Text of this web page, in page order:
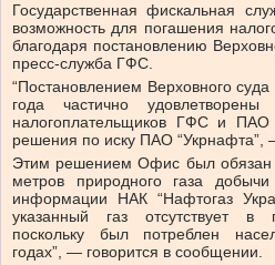
Государственная фискальная
возможность для погашения
благодаря постановлению
пресс-служба ГФС.
“Постановлением Верховного
года частично
налогоплательщиков ГФС и ПАО
решения по иску ПАО “Укрнафта”,
Этим решением Офис был обязан
метров природного газа
информации НАК “Нафтогаз
указанный газ отсутствует в
поскольку был потреблен
годах”, — говорится в сообщении.